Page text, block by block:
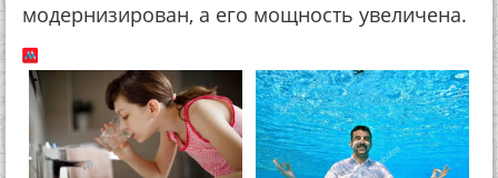
модернизирован, а его мощность увеличена.